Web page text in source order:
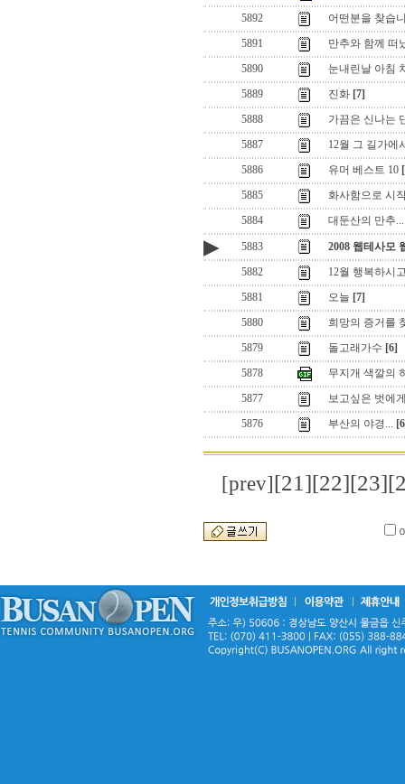
5892
어떤분을 찾습
5891
만추와 함께 떠
5890
눈내린날 아침
5889
진화 [7]
5888
가끔은 신나는
5887
12월 그 길가에
5886
유머 베스트 10
5885
화사함으로 시
5884
대둔산의 만추...
▶ 5883
2008 웹테사모
5882
12월 행복하시
5881
오늘 [7]
5880
희망의 증거를
5879
돌고래가수 [6]
5878
무지개 색깔의
5877
보고싶은 벗에
5876
부산의 야경...
[prev][21][22][23]